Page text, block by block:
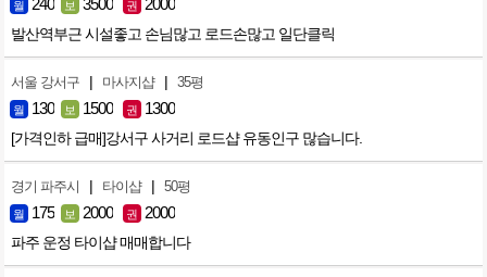
월 240 보 3500 권 2000
발산역부근 시설좋고 손님많고 로드손많고 일단클릭
서울 강서구 | 마사지샵 | 35평
월 130 보 1500 권 1300
[가격인하 급매]강서구 사거리 로드샵 유동인구 많습니다.
경기 파주시 | 타이샵 | 50평
월 175 보 2000 권 2000
파주 운정 타이샵 매매합니다